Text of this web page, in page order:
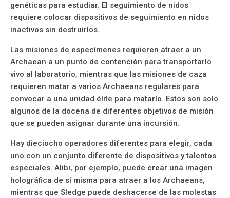
genéticas para estudiar. El seguimiento de nidos
requiere colocar dispositivos de seguimiento en nidos
inactivos sin destruirlos.
Las misiones de especímenes requieren atraer a un
Archaean a un punto de contención para transportarlo
vivo al laboratorio, mientras que las misiones de caza
requieren matar a varios Archaeans regulares para
convocar a una unidad élite para matarlo. Estos son solo
algunos de la docena de diferentes objetivos de misión
que se pueden asignar durante una incursión.
Hay dieciocho operadores diferentes para elegir, cada
uno con un conjunto diferente de dispositivos y talentos
especiales. Alibi, por ejemplo, puede crear una imagen
holográfica de sí misma para atraer a los Archaeans,
mientras que Sledge puede deshacerse de las molestas